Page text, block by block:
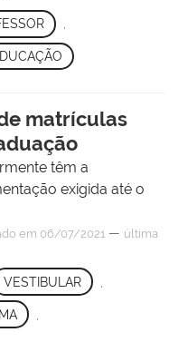
,
matrículas
têm a
exigida até o
em 06/07/2021 — última
VESTIBULAR